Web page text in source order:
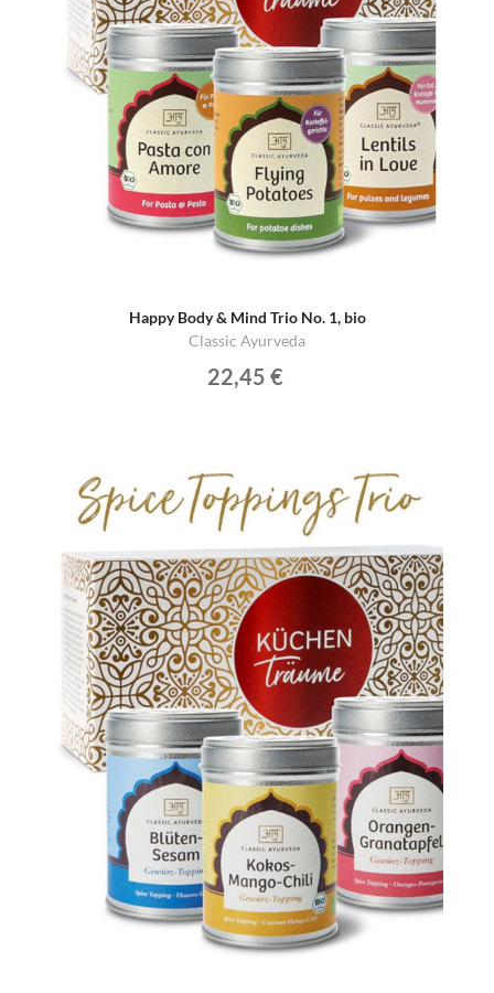
Happy Body & Mind Trio No. 1, bio
Classic Ayurveda
22,45 €